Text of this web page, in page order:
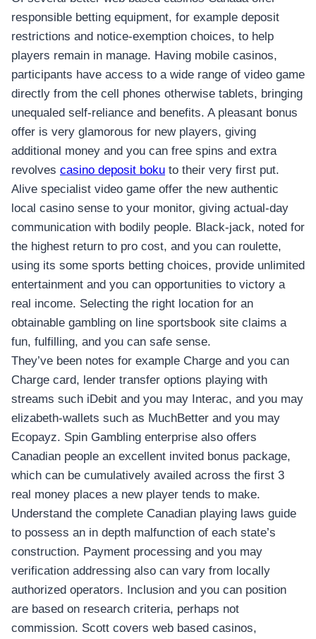
responsible betting equipment, for example deposit
restrictions and notice-exemption choices, to help
players remain in manage. Having mobile casinos,
participants have access to a wide range of video game
directly from the cell phones otherwise tablets, bringing
unequaled self-reliance and benefits. A pleasant bonus
offer is very glamorous for new players, giving
additional money and you can free spins and extra
revolves casino deposit boku to their very first put.
Alive specialist video game offer the new authentic
local casino sense to your monitor, giving actual-day
communication with bodily people. Black-jack, noted for
the highest return to pro cost, and you can roulette,
using its some sports betting choices, provide unlimited
entertainment and you can opportunities to victory a
real income. Selecting the right location for an
obtainable gambling on line sportsbook site claims a
fun, fulfilling, and you can safe sense.
They’ve been notes for example Charge and you can
Charge card, lender transfer options playing with
streams such iDebit and you may Interac, and you may
elizabeth-wallets such as MuchBetter and you may
Ecopayz. Spin Gambling enterprise also offers
Canadian people an excellent invited bonus package,
which can be cumulatively availed across the first 3
real money places a new player tends to make.
Understand the complete Canadian playing laws guide
to possess an in depth malfunction of each state’s
construction. Payment processing and you may
verification addressing also can vary from locally
authorized operators. Inclusion and you can position
are based on research criteria, perhaps not
commission. Scott covers web based casinos,